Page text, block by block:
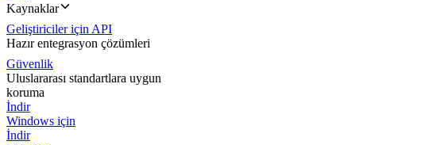
Kaynaklar
Geliştiriciler için API
Hazır entegrasyon çözümleri
Güvenlik
Uluslararası standartlara uygun
koruma
İndir
Windows için
İndir